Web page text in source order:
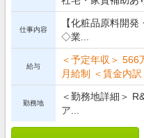
仕事内容
【化粧品原料開
◇業...
給与
＜予定年収＞ 566
月給制 ＜賃金内訳
勤務地
＜勤務地詳細＞
ア...